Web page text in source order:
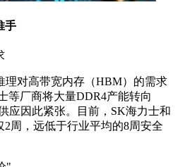
手
理对高带宽内存（HBM）的需求
等厂商将大量DDR4产能转向
应因此紧张。目前，SK海力士和
周，远低于行业平均的8周安全